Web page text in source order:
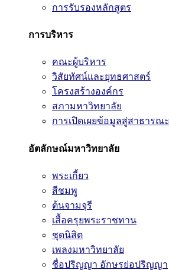
การรับรองหลักสูตร
การบริหาร
คณะผู้บริหาร
วิสัยทัศน์และยุทธศาสตร์
โครงสร้างองค์กร
สภามหาวิทยาลัย
การเปิดเผยข้อมูลสู่สาธารณะ
อัตลักษณ์มหาวิทยาลัย
พระเกี้ยว
สีชมพู
ต้นจามจุรี
เสื้อครุยพระราชทาน
ชุดนิสิต
เพลงมหาวิทยาลัย
ชื่อปริญญา อักษรย่อปริญญา